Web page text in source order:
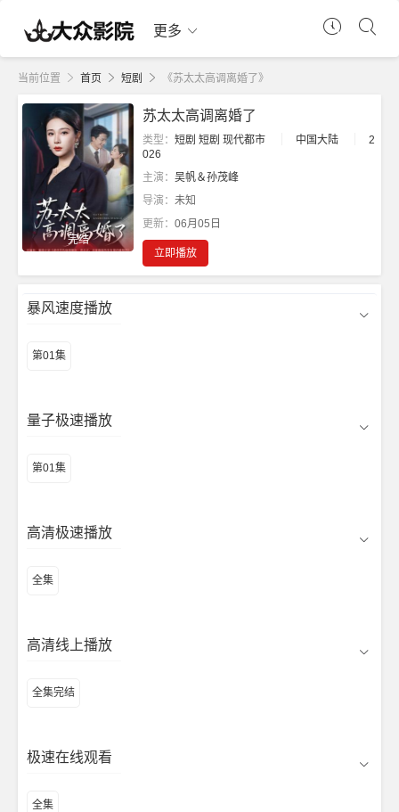
更多
当前位置 首页 短剧 《苏太太高调离婚了》
完结
苏太太高调离婚了
类型： 短剧 短剧 现代都市 中国大陆
2
026
主演： 吴帆＆孙茂峰
导演： 未知
更新： 06月05日
立即播放
暴风速度播放
第01集
量子极速播放
第01集
高清极速播放
全集
高清线上播放
全集完结
极速在线观看
全集